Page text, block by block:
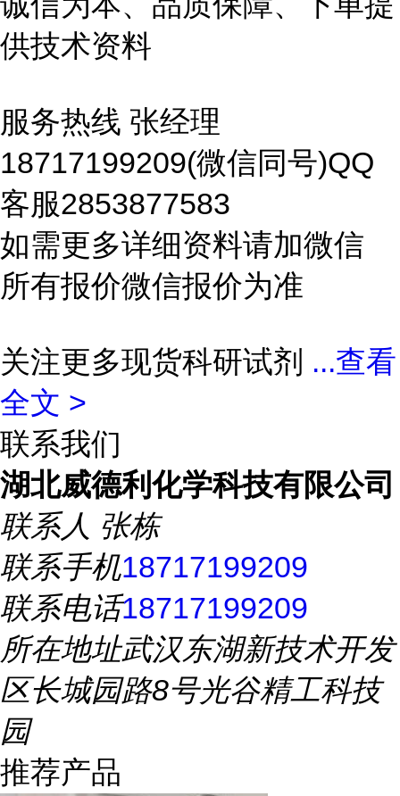
供技术资料
服务热线 张经理
18717199209(微信同号)QQ
客服2853877583
如需更多详细资料请加微信
所有报价微信报价为准
关注更多现货科研试剂 ...查看
全文 >
联系我们
湖北威德利化学科技有限公司
联系人 张栋
联系手机18717199209
联系电话18717199209
所在地址武汉东湖新技术开发
区长城园路8号光谷精工科技
园
推荐产品